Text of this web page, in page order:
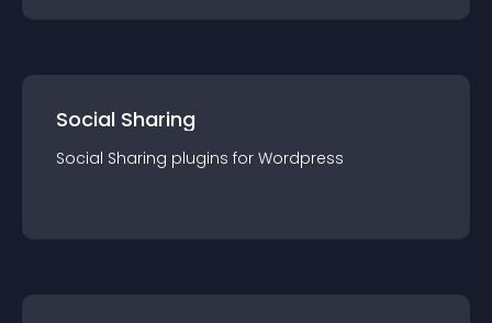
Social Sharing
Social Sharing plugins for Wordpress